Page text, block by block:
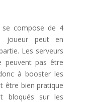
se compose de 4
joueur peut en
Les serveurs
peuvent pas être
à booster les
être bien pratique
bloqués sur les